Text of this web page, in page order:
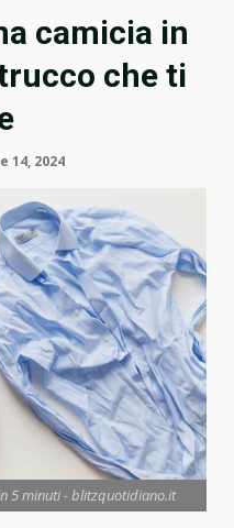
camicia in
che ti
14, 2024
5 minuti - blitzquotidiano.it